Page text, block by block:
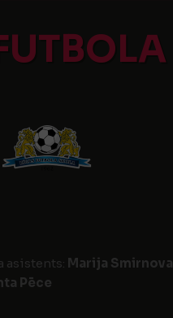
asistents: Marija Smirnova
Pēce